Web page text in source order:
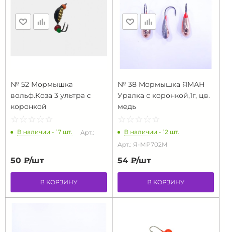
№ 52 Мормышка
вольф.Коза 3 ультра с
коронкой
☆ ☆ ☆ ☆ ☆
★ ★ ★ ★ ★
В наличии - 17 шт. Арт.:
50 ₽/шт
В КОРЗИНУ
№ 38 Мормышка ЯМАН
Уралка с коронкой,1г, цв.
медь
☆ ☆ ☆ ☆ ☆
★ ★ ★ ★ ★
В наличии - 12 шт.
Арт.: Я-МР702М
54 ₽/шт
В КОРЗИНУ